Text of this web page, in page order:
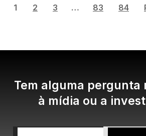
1 2 3 … 83 84
Tem alguma pergunta
à mídia ou a